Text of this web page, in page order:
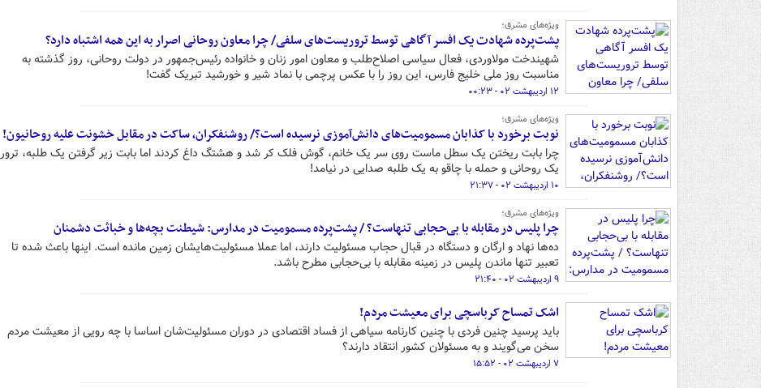
ویژه‌های مشرق؛
پشت‌پرده شهادت یک افسر آگاهی توسط تروریست‌های سلفی/ چرا معاون روحانی اصرار به این همه اشتباه دارد؟
شهیندخت مولاوردی، فعال سیاسی اصلاح‌طلب و معاون امور زنان و خانواده رئیس‌جمهور در دولت روحانی، روز گذشته به
مناسبت روز ملی خلیج فارس، این روز را با عکس پرچمی با نماد شیر و خورشید تبریک گفت!
۱۲ اردیبهشت ۰۲ - ۰۰:۲۳
ویژه‌های مشرق؛
نوبت برخورد با کذابان مسمومیت‌های دانش‌آموزی نرسیده است؟/ روشنفکران، ساکت در مقابل خشونت علیه روحانیون!
چرا بابت ریختن یک سطل ماست روی سر یک خانم، گوش فلک کر شد و هشتگ داغ کردند اما بابت زیر گرفتن یک طلبه، ترور
یک روحانی و حمله با چاقو به یک طلبه صدایی در نیامد!
۱۰ اردیبهشت ۰۲ - ۲۱:۳۷
ویژه‌های مشرق؛
چرا پلیس در مقابله با بی‌حجابی تنهاست؟ / پشت‌پرده مسمومیت در مدارس: شیطنت بچه‌ها و خباثت دشمنان
ده‌ها نهاد و ارگان و دستگاه در قبال حجاب مسئولیت دارند، اما عملا مسئولیت‌هایشان زمین مانده است. اینها باعث شده تا
تعبیر تنها ماندن پلیس در زمینه مقابله با بی‌حجابی مطرح باشد.
۹ اردیبهشت ۰۲ - ۲۱:۴۰
اشک تمساح کرباسچی برای معیشت مردم!
باید پرسید چنین فردی با چنین کارنامه سیاهی از فساد اقتصادی در دوران مسئولیت‌شان اساسا با چه رویی از معیشت مردم
سخن می‌گویند و به مسئولان کشور انتقاد دارند؟
۷ اردیبهشت ۰۲ - ۱۵:۵۲